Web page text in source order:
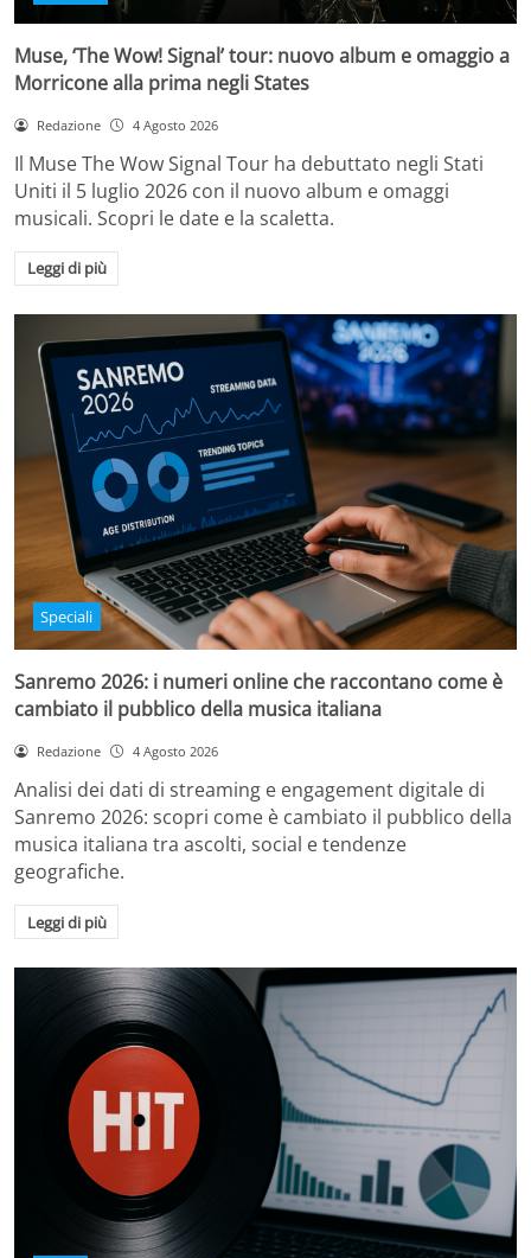
Muse, ‘The Wow! Signal’ tour: nuovo album e omaggio a
Morricone alla prima negli States
Redazione 4 Agosto 2026
Il Muse The Wow Signal Tour ha debuttato negli Stati
Uniti il 5 luglio 2026 con il nuovo album e omaggi
musicali. Scopri le date e la scaletta.
Leggi di più
Speciali
Sanremo 2026: i numeri online che raccontano come è
cambiato il pubblico della musica italiana
Redazione 4 Agosto 2026
Analisi dei dati di streaming e engagement digitale di
Sanremo 2026: scopri come è cambiato il pubblico della
musica italiana tra ascolti, social e tendenze
geografiche.
Leggi di più